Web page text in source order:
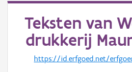
Erfgoedobject
Aanduidingsobject
Teksten van
drukkerij
https://id.erfgoed.net/